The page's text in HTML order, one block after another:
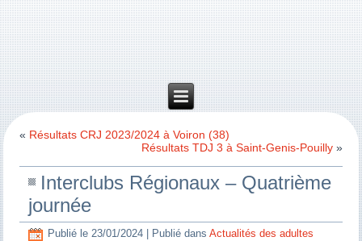
« Résultats CRJ 2023/2024 à Voiron (38)
Résultats TDJ 3 à Saint-Genis-Pouilly»
Interclubs Régionaux – Quatrième
journée
Publié le 23/01/2024 Publié dans Actualités des adultes